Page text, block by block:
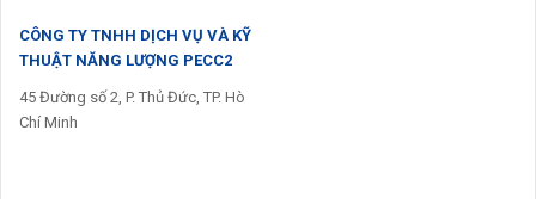
CÔNG TY TNHH DỊCH VỤ VÀ KỸ
THUẬT NĂNG LƯỢNG PECC2
45 Đường số 2, P. Thủ Đức, TP. Hò
Chí Minh